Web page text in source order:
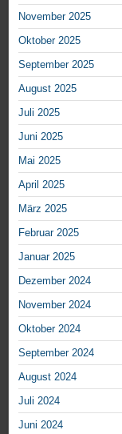
November 2025
Oktober 2025
September 2025
August 2025
Juli 2025
Juni 2025
Mai 2025
April 2025
März 2025
Februar 2025
Januar 2025
Dezember 2024
November 2024
Oktober 2024
September 2024
August 2024
Juli 2024
Juni 2024